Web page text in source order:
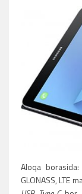
Aloqa
GLONASS, LTE